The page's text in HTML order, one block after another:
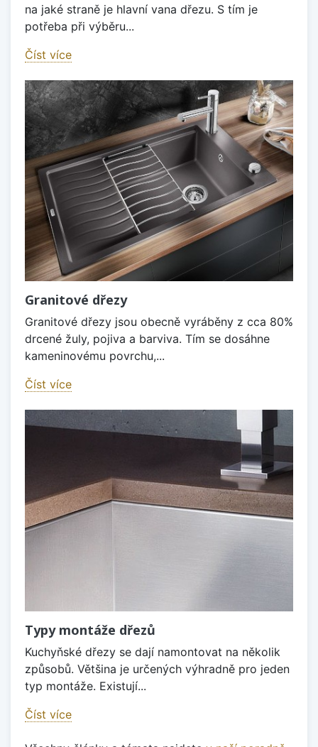
na jaké straně je hlavní vana dřezu. S tím je
potřeba při výběru...
Číst více
Granitové dřezy
Granitové dřezy jsou obecně vyráběny z cca 80%
drcené žuly, pojiva a barviva. Tím se dosáhne
kameninovému povrchu,...
Číst více
Typy montáže dřezů
Kuchyňské dřezy se dají namontovat na několik
způsobů. Většina je určených výhradně pro jeden
typ montáže. Existují...
Číst více